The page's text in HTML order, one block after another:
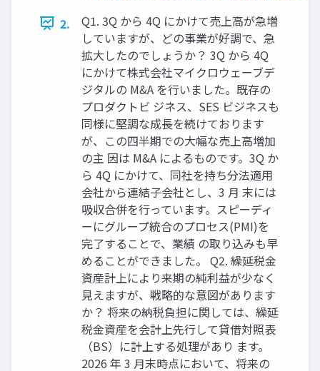
2.
Q1. 3Q から 4Q にかけて売上高が急増
していますが、どの事業が好調で、急
拡大したのでしょうか？ 3Q から 4Q
にかけて株式会社マイクロウェーブデ
ジタルの M&A を行いました。既存の
プロダクトビ ジネス、SES ビジネスも
同様に堅調な成長を続けております
が、この四半期での大幅な売上高増加
の主 因は M&A によるものです。3Q か
ら 4Q にかけて、同社を持ち分法適用
会社から連結子会社とし、3 月 末には
吸収合併を行っています。スピーディ
ーにグループ統合のプロセス(PMI)を
完了することで、業績 の取り込みも早
めることができました。 Q2. 繰延税金
資産計上により来期の純利益が少なく
見えますが、戦略的な意図があります
か？ 将来の納税負担に関しては、繰延
税金資産を会計上先行して貸借対照表
（BS）に計上する処理があり ます。
2026 年 3 月末時点において、将来の